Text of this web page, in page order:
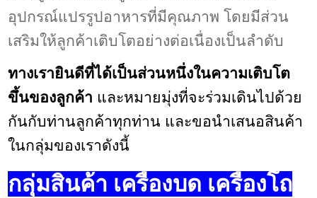
อุปกรณ์แปรรูปอาหารที่มีคุณภาพ โดยมีส่วน
เสริมให้ลูกค้าเติบโตอย่างต่อเนื่องเป็นลำดับ
ทางเรายินดีที่ได้เป็นส่วนหนึ่งในความเติบโต
ขึ้นของลูกค้า และหมายมุ่งที่จะร่วมเดินไปด้วย
กันกับท่านลูกค้าทุกท่าน และขอนำเสนอสินค้า
ในกลุ่มของเราดังนี้
กลุ่มสินค้า เครื่องบด เครื่องโถ